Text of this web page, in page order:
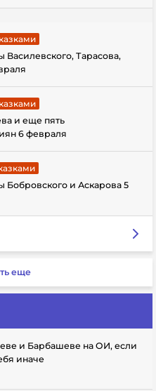
Тарасова,
и еще пять
6 февраля
и Аскарова 5
еще
и Барбашеве на ОИ, если
иначе